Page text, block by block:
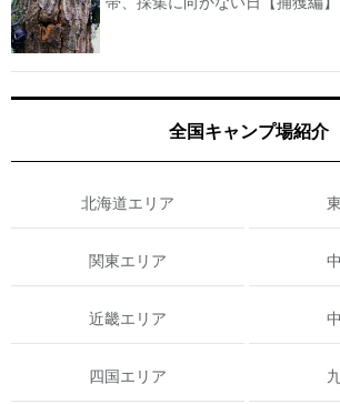
全国キャンプ場紹介
北海道エリア
関東エリア
近畿エリア
四国エリア